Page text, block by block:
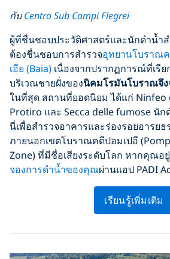
กับ Centro Sub Campi Flegrei
ผู้ที่ชื่นชอบประวัติศาสตร์และนักดำน้ำส
ต้องชื่นชอบการสำรวจอุทยานโบราณ
เอีย (Baia) เนื่องจากปรากฏการณ์ที่เรีย
บริเวณชายฝั่งของนิคมโรมันโบราณจึง
ในที่สุด สถานที่ยอดนิยม ได้แก่ Ninfeo
Protiro และ Secca delle fumose นั
นี่เพื่อสำรวจอาคารและร่องรอยอารย
ภายนอกเขตโบราณคดีปอมเปอี
Zone) ที่มีชื่อเสียงระดับโลก หากคุณอ
จองการดำน้ำของคุณผ่านแอป PADI
เรียนรู้เพิ่มเติม